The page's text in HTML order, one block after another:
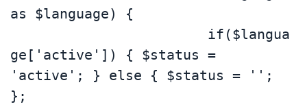
as $language) {
ge['active']) { $status =
'active'; } else { $status = '';
};